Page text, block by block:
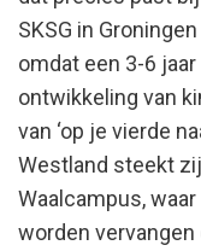
SKSG in
omdat een 3-6
ontwikkeling van
van ‘op je vierde
Westland steekt
Waalcampus, waar
worden